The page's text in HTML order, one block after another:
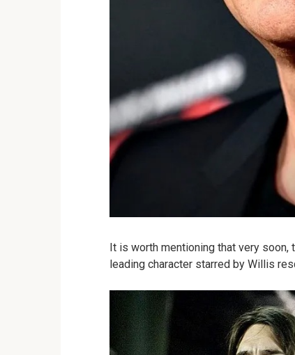
It is worth mentioning that very soon,
leading character starred by Willis